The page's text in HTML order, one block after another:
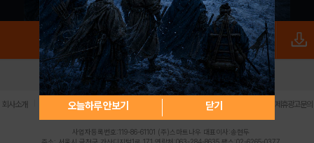
오늘하루 안보기 닫기
로그인 PC버전 전체앱
회사소개 | 개인정보 처리방침 불법촬영물 신고센터 제휴광고문의
사업자등록번호:119-86-61101 (주)스마트나우 대표이사:송현두